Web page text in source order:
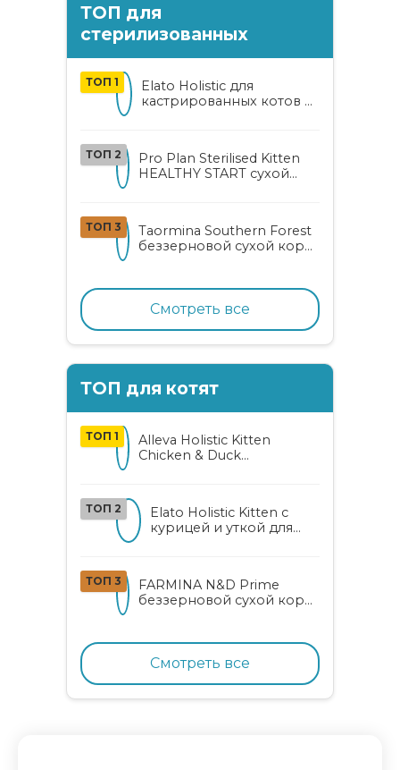
ТОП для
стерилизованных
ТОП 1
Elato Holistic для
кастрированных котов и
ТОП 2
Pro Plan Sterilised Kitten
HEALTHY START сухой
лососем
ТОП 3
Taormina Southern Forest
беззерновой сухой корм
ягодами и овощами
Смотреть все
ТОП для котят
ТОП 1
Alleva Holistic Kitten
Chicken & Duck
ТОП 2
Elato Holistic Kitten с
курицей и уткой для
ТОП 3
FARMINA N&D Prime
беззерновой сухой корм
курицей и гранатом
Смотреть все